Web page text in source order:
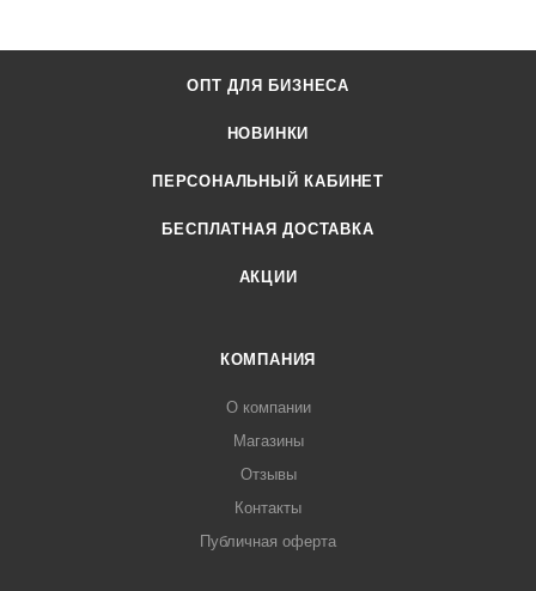
ОПТ ДЛЯ БИЗНЕСА
НОВИНКИ
ПЕРСОНАЛЬНЫЙ КАБИНЕТ
БЕСПЛАТНАЯ ДОСТАВКА
АКЦИИ
КОМПАНИЯ
О компании
Магазины
Отзывы
Контакты
Публичная оферта